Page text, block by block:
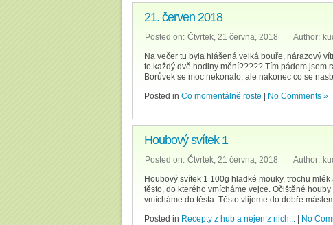
21. červen 2018
Posted on: Čtvrtek, 21 června, 2018 Author:
Na večer tu byla hlášená velká bouře, nárazový
to každý dvě hodiny mění????? Tím pádem jsem
Borůvek se moc nekonalo, ale nakonec co se
Posted in Co momentálně roste No Comments »
Houbový svítek 1
Posted on: Čtvrtek, 21 června, 2018 Author:
Houbový svítek 1 100g hladké mouky, trochu
těsto, do kterého vmícháme vejce. Očištěné
vmícháme do těsta. Těsto vlijeme do dobře
Posted in Recepty z hub a nejen z nich... No